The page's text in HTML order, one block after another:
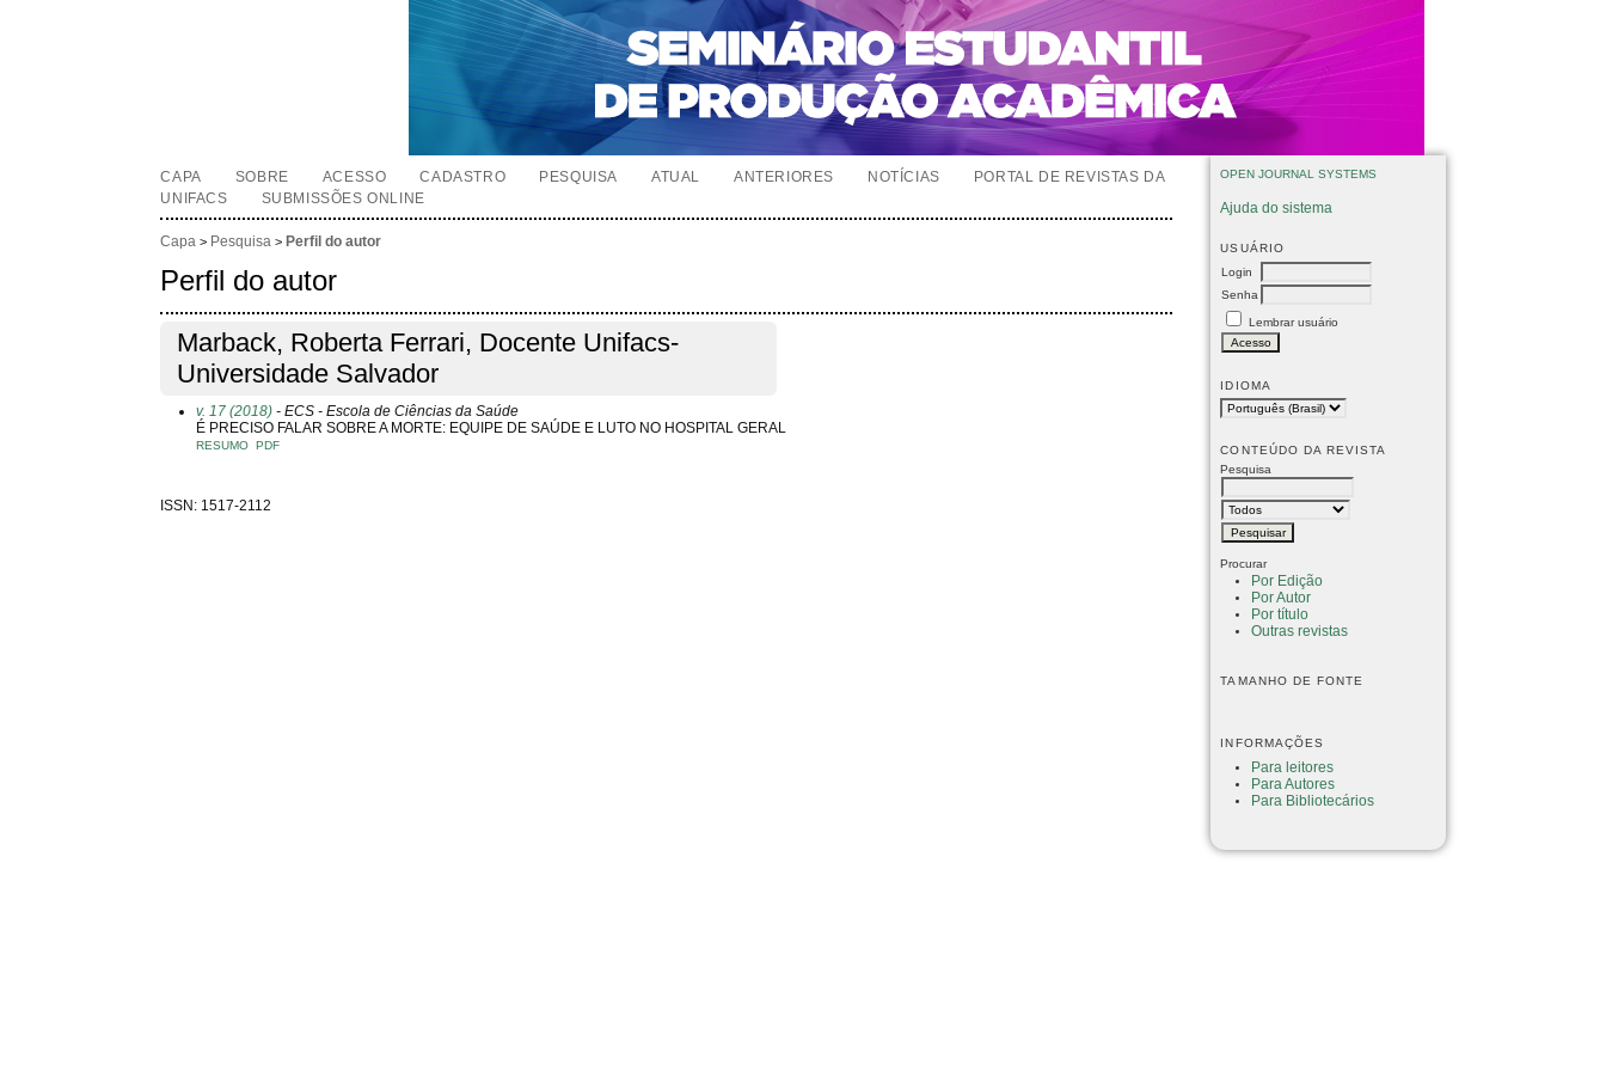
OPEN JOURNAL SYSTEMS
Ajuda do sistema
USUÁRIO
Login
Senha
Lembrar usuário
IDIOMA
CONTEÚDO DA REVISTA
Pesquisa
Procurar
Por Edição
Por Autor
Por título
Outras revistas
TAMANHO DE FONTE
INFORMAÇÕES
Para leitores
Para Autores
Para Bibliotecários
CAPA SOBRE ACESSO CADASTRO PESQUISA ATUAL ANTERIORES NOTÍCIAS
PORTAL DE REVISTAS DA
UNIFACS
SUBMISSÕES ONLINE
Capa > Pesquisa > Perfil do autor
Perfil do autor
Marback, Roberta Ferrari, Docente Unifacs-
Universidade Salvador
v. 17 (2018) - ECS - Escola de Ciências da Saúde
É PRECISO FALAR SOBRE A MORTE: EQUIPE DE SAÚDE E LUTO NO HOSPITAL GERAL
RESUMO PDF
ISSN: 1517-2112